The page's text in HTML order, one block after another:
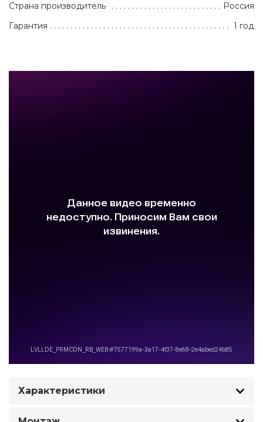
Страна производитель
Россия
Гарантия
1 год
Характеристики